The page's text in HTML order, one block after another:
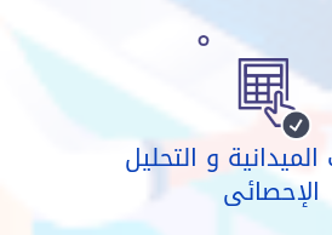
و التحليل
الإحصائى